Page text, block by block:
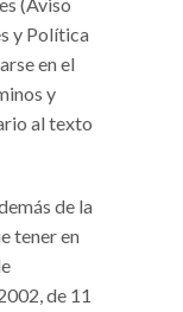
(Aviso
y Política
en el
y
al texto
de la
tener en
de 11